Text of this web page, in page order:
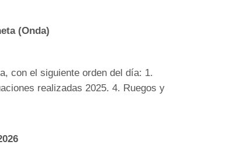
(Onda)
con el siguiente orden del día: 1.
realizadas 2025. 4. Ruegos y